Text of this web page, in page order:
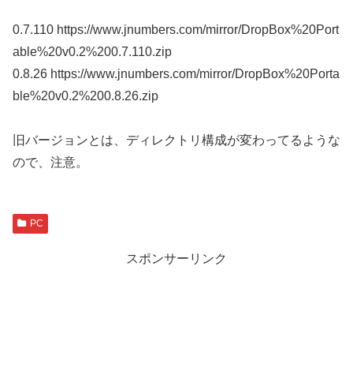
0.7.110 https://www.jnumbers.com/mirror/DropBox%20Port
able%20v0.2%200.7.110.zip
0.8.26 https://www.jnumbers.com/mirror/DropBox%20Porta
ble%20v0.2%200.8.26.zip
旧バージョンとは、ディレクトリ構成が変わってるような
ので、注意。
PC
スポンサーリンク